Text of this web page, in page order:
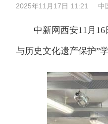
2025年11月17日 11:21 中
中新网西安11月16
与历史文化遗产保护”